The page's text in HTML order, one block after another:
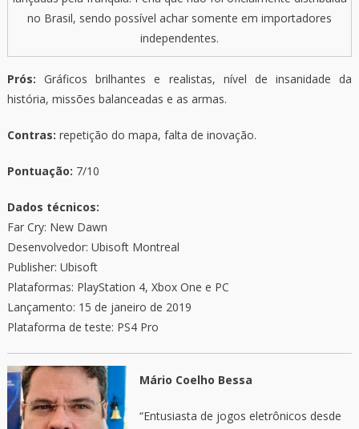
no Brasil, sendo possível achar somente em importadores
independentes.
Prós: Gráficos brilhantes e realistas, nível de insanidade da
história, missões balanceadas e as armas.
Contras: repetição do mapa, falta de inovação.
Pontuação: 7/10
Dados técnicos:
Far Cry: New Dawn
Desenvolvedor: Ubisoft Montreal
Publisher: Ubisoft
Plataformas: PlayStation 4, Xbox One e PC
Lançamento: 15 de janeiro de 2019
Plataforma de teste: PS4 Pro
Mário Coelho Bessa
“Entusiasta de jogos eletrônicos desde